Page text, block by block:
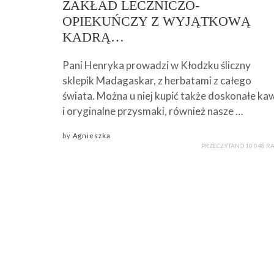
ZAKŁAD LECZNICZO-
OPIEKUŃCZY Z WYJĄTKOWĄ
KADRĄ…
Pani Henryka prowadzi w Kłodzku śliczny
sklepik Madagaskar, z herbatami z całego
świata. Można u niej kupić także doskonałe
i oryginalne przysmaki, również nasze …
by Agnieszka
PRZECZYTANO 10 048